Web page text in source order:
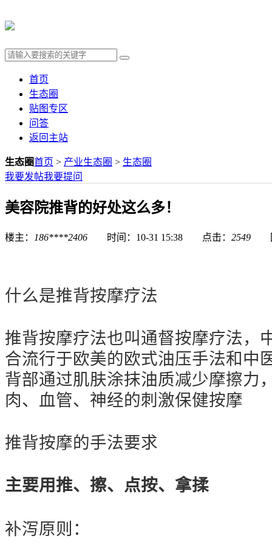
首页
生态圈
贴图专区
问答
返回主站
生态圈首页 > 产业生态圈 > 生态圈
我要发帖我要提问
美容院推背的好处这么多！
楼主： 186****2406 时间：10-31 15:38 点击： 2549
什么是推背按摩疗法
推背按摩疗法也叫通督按摩疗法，
合流行于欧美的欧式油压手法和中
背部通过肌肤涂抹油质减少摩擦力
肉、血管、神经的刺激保健按摩
推背按摩的手法要求
主要用推、擦、点按、拿揉
补泻原则：